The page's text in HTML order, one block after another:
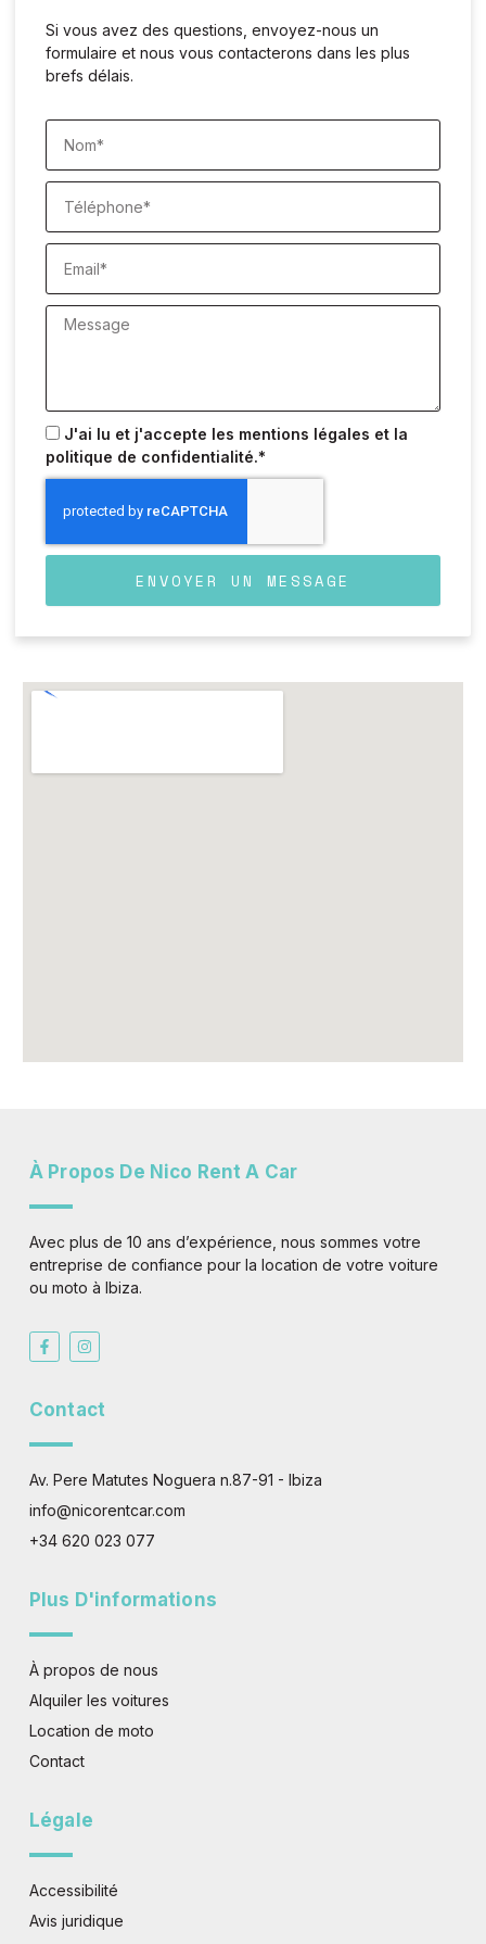
Si vous avez des questions, envoyez-nous un
formulaire et nous vous contacterons dans les plus
brefs délais.
Message
Acceptation
J'ai lu et j'accepte les mentions légales et la
politique de confidentialité.*
ENVOYER UN MESSAGE
À Propos De Nico Rent A Car
Avec plus de 10 ans d’expérience, nous sommes votre
entreprise de confiance pour la location de votre voiture
ou moto à Ibiza.
F
a
c
o
k
f
I
n
s
g
Contact
Av. Pere Matutes Noguera n.87-91 - Ibiza
info@nicorentcar.com
+34 620 023 077
Plus D'informations
À propos de nous
Alquiler les voitures
Location de moto
Contact
Légale
Accessibilité
Avis juridique